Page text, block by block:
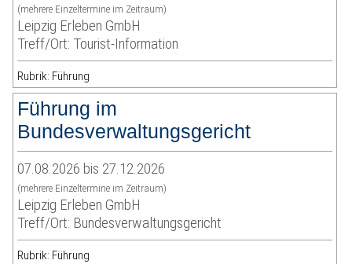
(mehrere Einzeltermine im Zeitraum)
Leipzig Erleben GmbH
Treff/Ort: Tourist-Information
Rubrik: Führung
Führung im
Bundesverwaltungsgericht
07.08.2026 bis 27.12.2026
(mehrere Einzeltermine im Zeitraum)
Leipzig Erleben GmbH
Treff/Ort: Bundesverwaltungsgericht
Rubrik: Führung